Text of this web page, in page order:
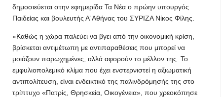
δημοσιεύεται στην εφημερίδα Τα Νέα ο πρώην υπουργός
Παιδείας και βουλευτής Α’ Αθήνας του ΣΥΡΙΖΑ Νίκος Φίλης.
«Καθώς η χώρα παλεύει να βγει από την οικονομική κρίση,
βρίσκεται αντιμέτωπη με αντιπαραθέσεις που μπορεί να
μοιάζουν παρωχημένες, αλλά αφορούν το μέλλον της. Το
εμφυλιοπολεμικό κλίμα που έχει ενστερνιστεί η αξιωματική
αντιπολίτευση, είναι ενδεικτικό της παλινδρόμησής της στο
τρίπτυχο «Πατρίς, Θρησκεία, Οικογένεια», που χρεοκόπησε